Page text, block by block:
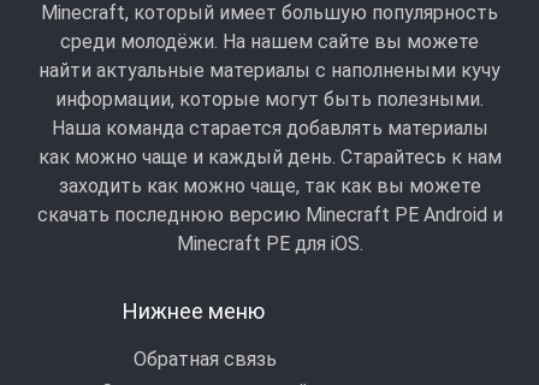
Minecraft, который имеет большую популярность
среди молодёжи. На нашем сайте вы можете
найти актуальные материалы с наполнеными кучу
информации, которые могут быть полезными.
Наша команда старается добавлять материалы
как можно чаще и каждый день. Старайтесь к нам
заходить как можно чаще, так как вы можете
скачать последнюю версию Minecraft PE Android и
Minecraft РЕ для iOS.
Нижнее меню
Обратная связь